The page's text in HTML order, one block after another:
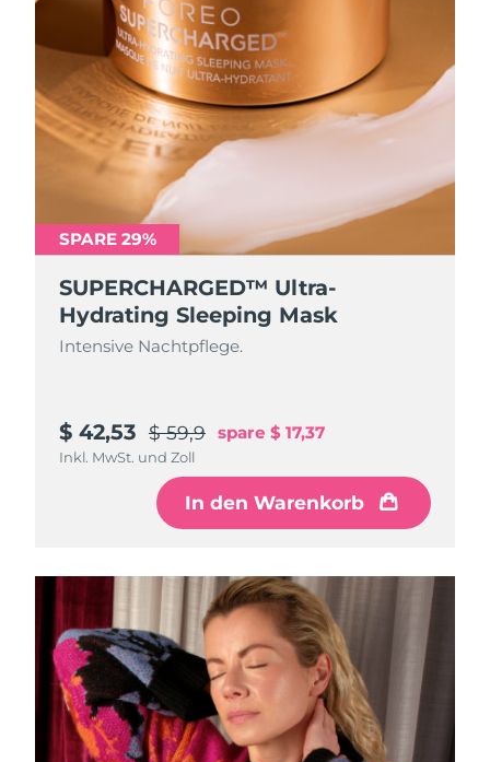
SPARE 29%
SUPERCHARGED™ Ultra-
Hydrating Sleeping Mask
Intensive Nachtpflege.
$ 42,53 $ 59,9 spare $ 17,37
Inkl. MwSt. und Zoll
In den Warenkorb
Russland
Saudi-Arabien
Erwartete Lieferung
13/08/2026
Singapur
Erwartete Lieferung
Erwartete Lieferung
Slowenien
Südafrika
12/08/2026
Schweiz
Erwartete Lieferung
12/08/2026
Taiwan
Erwartete Lieferung
17/08/2026
Thailand
Erwartete Lieferung
16/08/2026